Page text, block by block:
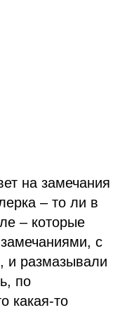
на замечания
– то ли в
– которые
с
и размазывали
по
какая-то